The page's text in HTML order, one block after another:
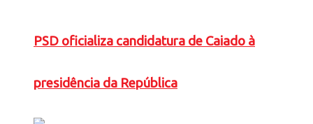
PSD oficializa candidatura de Caiado à
presidência da República